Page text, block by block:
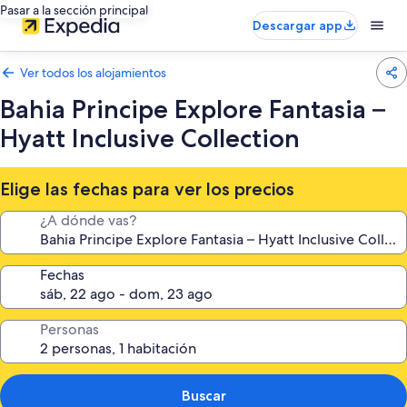
Pasar a la sección principal
Descargar app
Ver todos los alojamientos
Bahia Principe Explore Fantasia –
Hyatt Inclusive Collection
Elige las fechas para ver los precios
¿A dónde vas?
Fechas
Personas
Buscar